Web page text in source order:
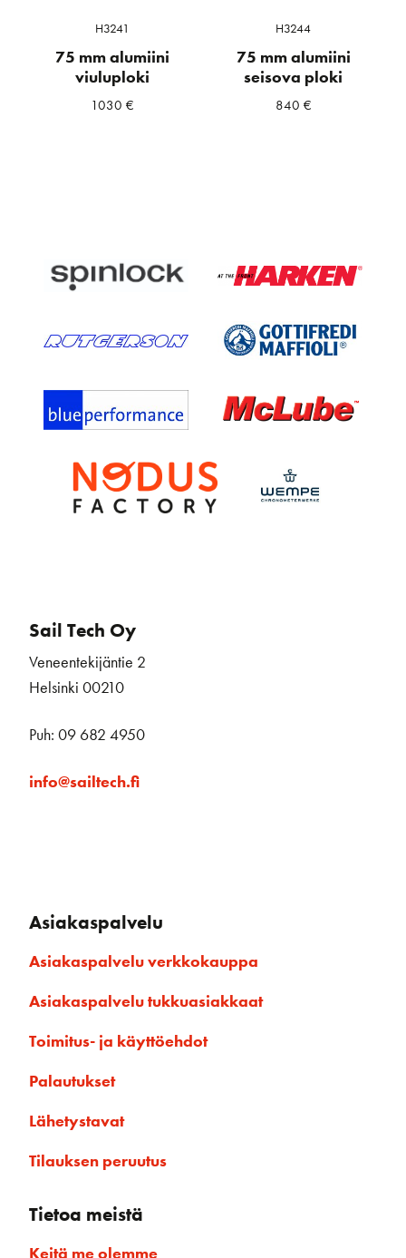
H3241
75 mm alumiini
viuluploki
1030€
H3244
75 mm alumiini
seisova ploki
840 €
Sail Tech Oy
Veneentekijäntie 2
Helsinki 00210
Puh: 09 682 4950
info@sailtech.fi
Asiakaspalvelu
Asiakaspalvelu verkkokauppa
Asiakaspalvelu tukkuasiakkaat
Toimitus- ja käyttöehdot
Palautukset
Lähetystavat
Tilauksen peruutus
Tietoa meistä
Keitä me olemme